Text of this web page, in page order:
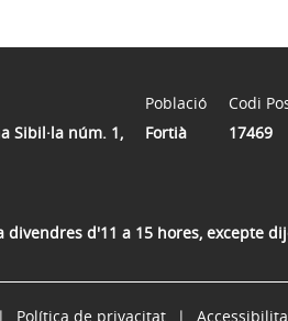
Sibil·la núm. 1,
Població
Fortià
Codi
17469
divendres d'11 a 15 hores, excepte
Política de privacitat